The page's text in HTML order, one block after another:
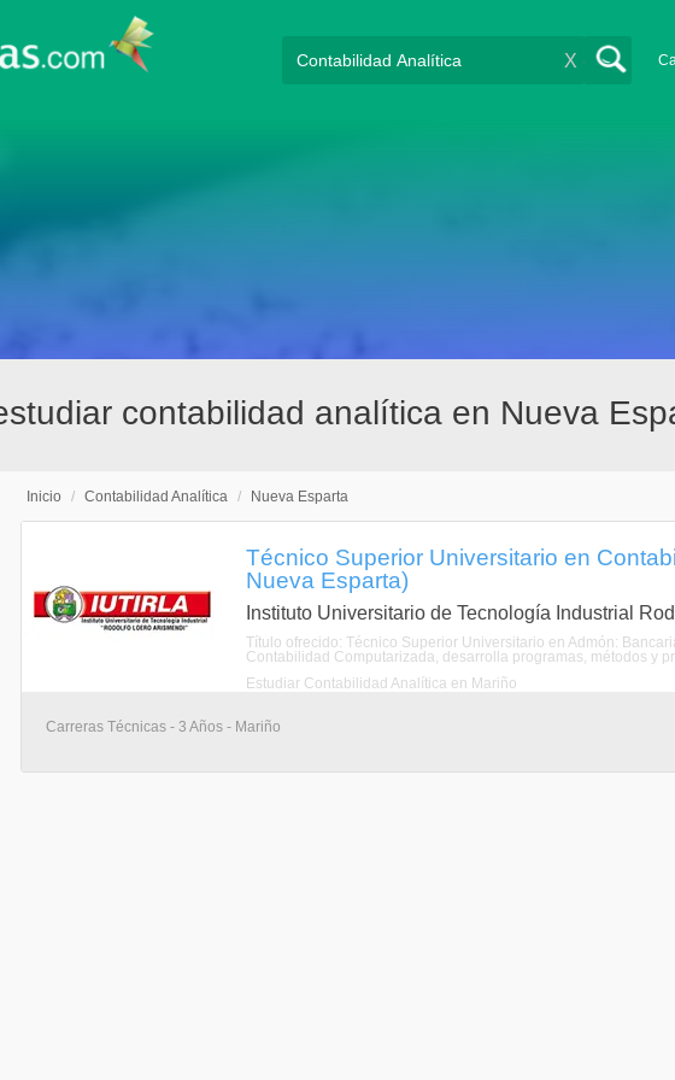
X
contabilidad analítica en Nueva
Inicio / Contabilidad Analítica / Nueva Esparta
Técnico Superior Universitario en
Nueva Esparta)
Instituto Universitario de Tecnología Industrial
Título ofrecido: Técnico Superior Universitario en Admón:
Contabilidad Computarizada, desarrolla programas, métodos y
Estudiar Contabilidad Analítica en Mariño
Carreras Técnicas - 3 Años - Mariño